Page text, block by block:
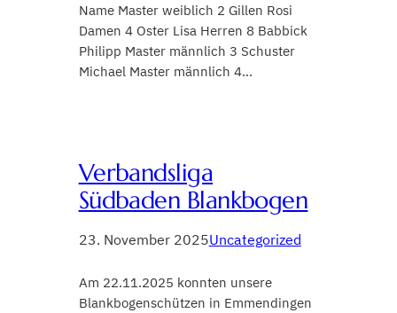
Name Master weiblich 2 Gillen Rosi
Damen 4 Oster Lisa Herren 8 Babbick
Philipp Master männlich 3 Schuster
Michael Master männlich 4…
Verbandsliga
Südbaden Blankbogen
23. November 2025Uncategorized
Am 22.11.2025 konnten unsere
Blankbogenschützen in Emmendingen